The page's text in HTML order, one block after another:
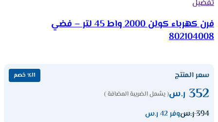
تفضيل
فرن كهرباء كولن 2000 واط 45 لتر – فضي
802104008
سعر المنتج ٪11 خصم
352 ر.س( يشمل الضريبة المضافة )
394ر.سوفر 42 ر.س